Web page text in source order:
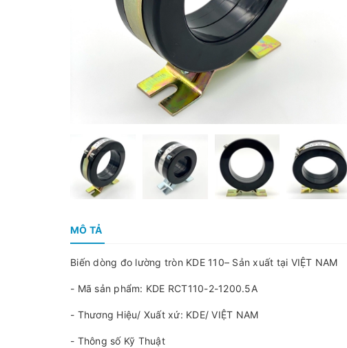
MÔ TẢ
Biến dòng đo lường tròn KDE 110– Sản xuất tại VIỆT NAM
- Mã sản phẩm: KDE RCT110-2-1200.5A
- Thương Hiệu/ Xuất xứ: KDE/ VIỆT NAM
- Thông số Kỹ Thuật